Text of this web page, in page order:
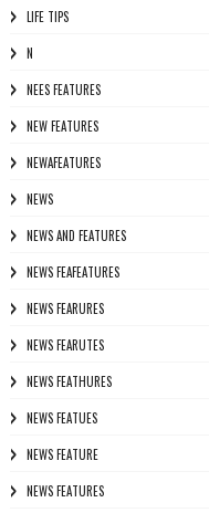
LIFE TIPS
N
NEES FEATURES
NEW FEATURES
NEWAFEATURES
NEWS
NEWS AND FEATURES
NEWS FEAFEATURES
NEWS FEARURES
NEWS FEARUTES
NEWS FEATHURES
NEWS FEATUES
NEWS FEATURE
NEWS FEATURES